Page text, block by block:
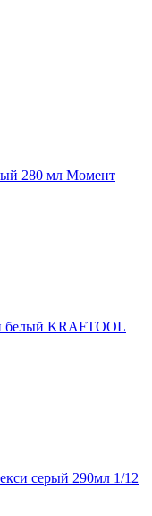
280 мл Момент
белый KRAFTOOL
серый 290мл 1/12